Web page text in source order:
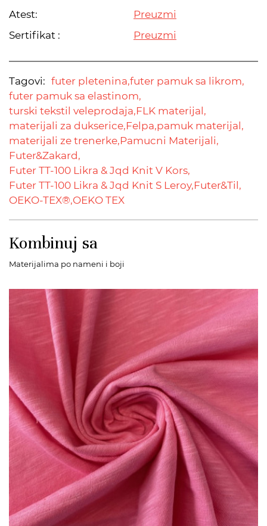
Atest:
Preuzmi
Sertifikat :
Preuzmi
Tagovi: futer pletenina,futer pamuk sa likrom,
futer pamuk sa elastinom,
turski tekstil veleprodaja,FLK materijal,
materijali za dukserice,Felpa,pamuk materijal,
materijali ze trenerke,Pamucni Materijali,
Futer&Zakard,
Futer TT-100 Likra & Jqd Knit V Kors,
Futer TT-100 Likra & Jqd Knit S Leroy,Futer&Til,
OEKO-TEX®,OEKO TEX
Kombinuj sa
Materijalima po nameni i boji